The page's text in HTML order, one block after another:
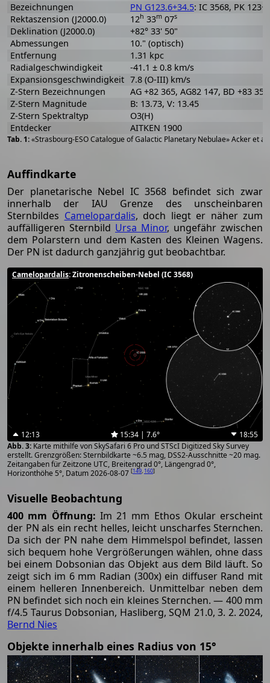
«Strasbourg-ESO Catalogue of Galactic Planetary Nebulae» Acker et
Bezeichnungen PN G123.6+34.5: IC 3568, PK
Rektaszension (J2000.0)
12h 33m07s
Deklination (J2000.0)
+82° 33' 50"
Abmessungen
10." (optisch)
Entfernung
1.31 kpc
Radialgeschwindigkeit
-41.1 ± 0.8 km/s
Expansionsgeschwindigkeit 7.8 (O-III) km/s
Z-Stern Bezeichnungen
AG +82 365, AG82 147, BD +83
Z-Stern Magnitude
B: 13.73, V: 13.45
Z-Stern Spektraltyp
O3(H)
Entdecker
AITKEN 1900
Auffindkarte
Der planetarische Nebel IC 3568 befindet sich zwar
innerhalb der IAU Grenze des unscheinbaren
Sternbildes Camelopardalis, doch liegt er näher zum
auffälligeren Sternbild Ursa Minor, ungefähr zwischen
dem Polarstern und dem Kasten des Kleinen Wagens.
Der PN ist dadurch ganzjährig gut beobachtbar.
Camelopardalis: Zitronenscheiben-Nebel (IC 3568)
12:13 15:34 | 7.6°
18:55
Karte mithilfe von SkySafari 6 Pro und STScI Digitized Sky Survey
erstellt. Grenzgrößen: Sternbildkarte ~6.5 mag, DSS2-Ausschnitte ~20 mag.
Zeitangaben für Zeitzone UTC, Breitengrad 0°, Längengrad 0°,
Horizonthöhe 5°, Datum 2026-08-07 [149, 160]
Visuelle Beobachtung
400 mm Öffnung: Im 21 mm Ethos Okular erscheint
der PN als ein recht helles, leicht unscharfes Sternchen.
Da sich der PN nahe dem Himmelspol befindet, lassen
sich bequem hohe Vergrößerungen wählen, ohne dass
bei einem Dobsonian das Objekt aus dem Bild läuft. So
zeigt sich im 6 mm Radian (300x) ein diffuser Rand mit
einem helleren Innenbereich. Unmittelbar neben dem
PN befindet sich noch ein kleines Sternchen. — 400 mm
f/4.5 Taurus Dobsonian, Hasliberg, SQM 21.0, 3. 2. 2024,
Bernd Nies
Objekte innerhalb eines Radius von 15°